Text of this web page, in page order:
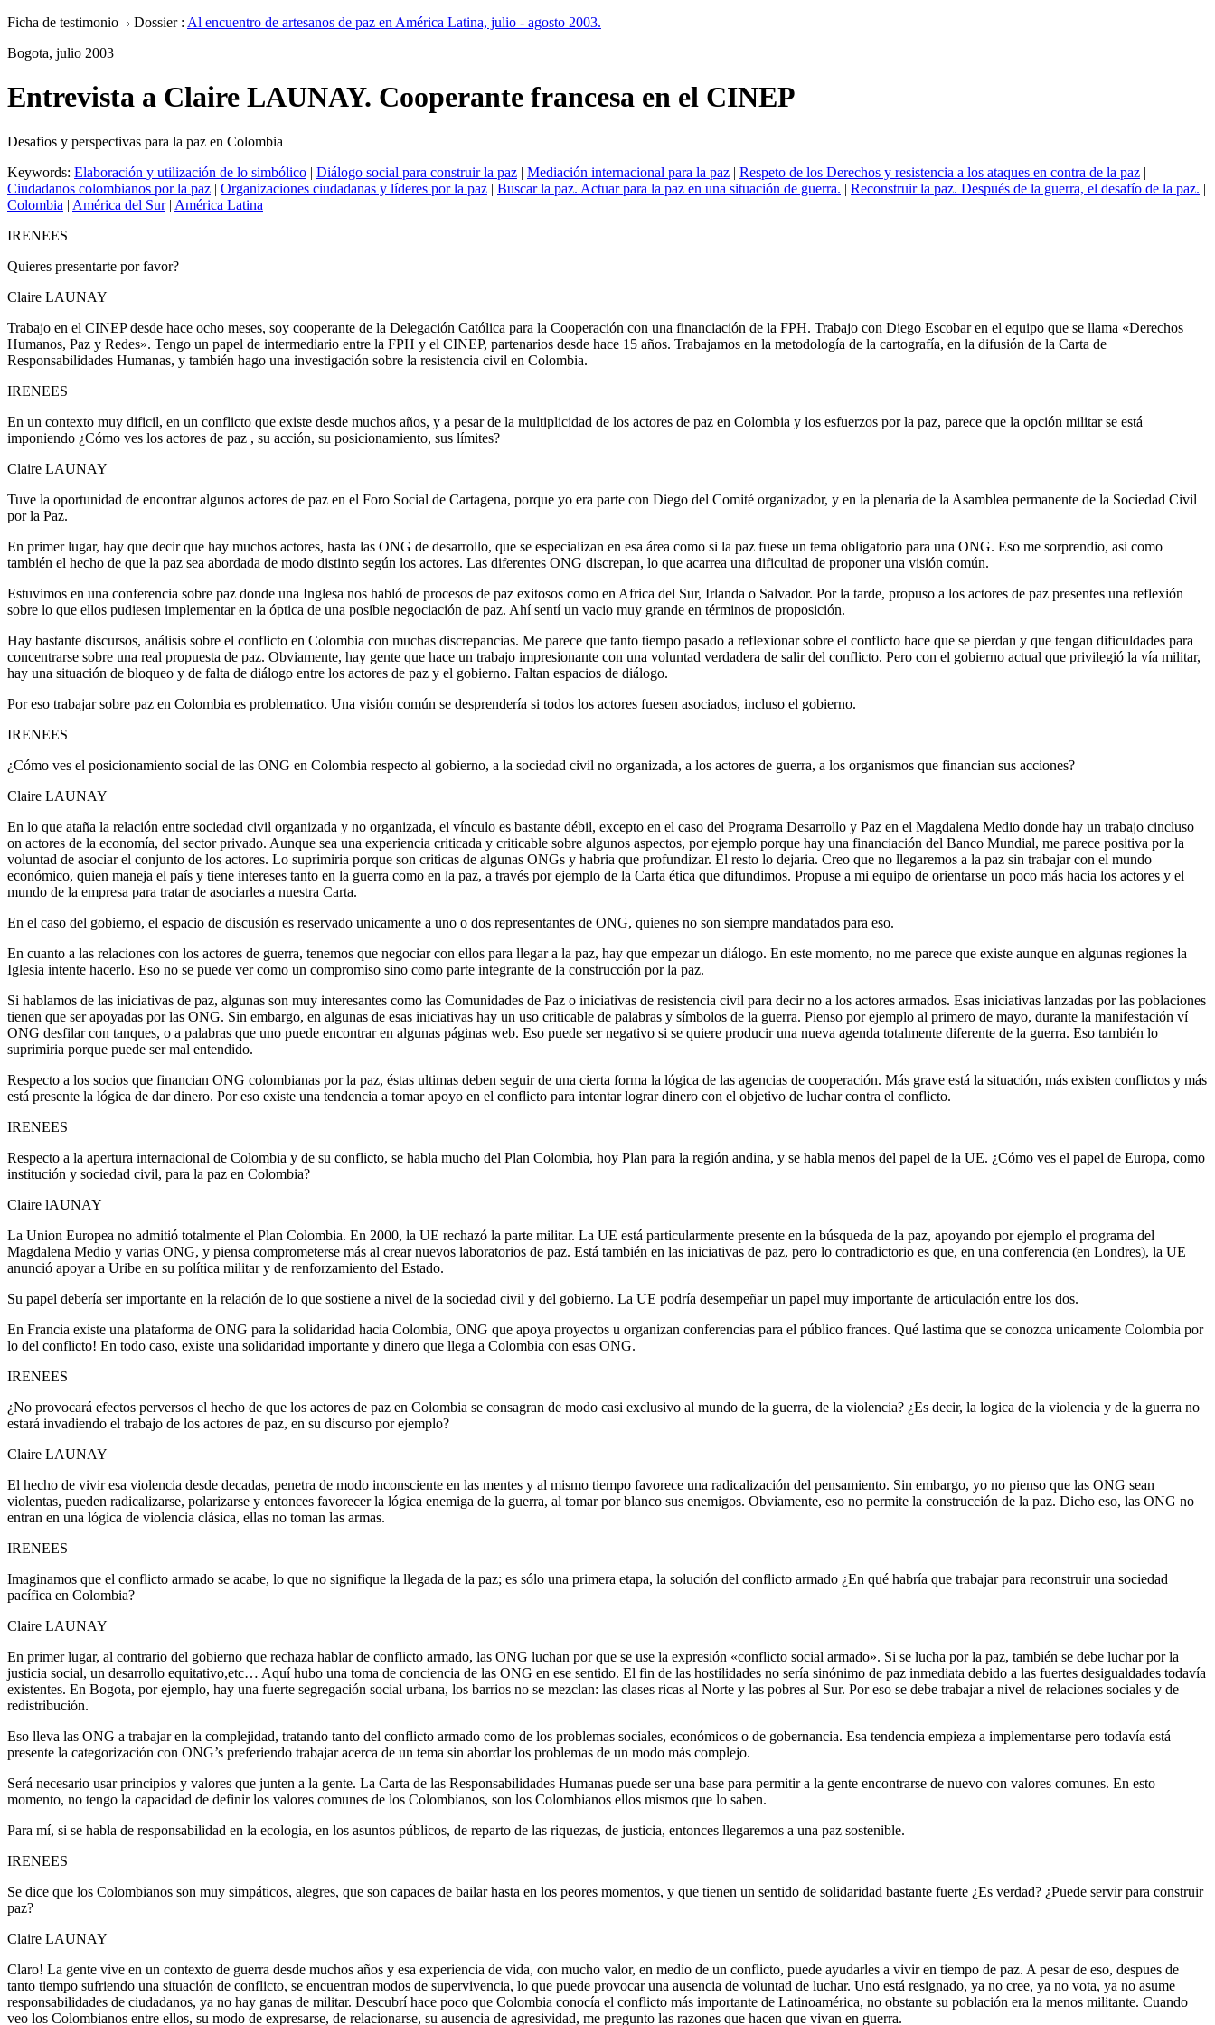
Ficha de testimonio Dossier : Al encuentro de artesanos de paz en América Latina, julio - agosto 2003.
Bogota, julio 2003
Entrevista a Claire LAUNAY. Cooperante francesa en el CINEP
Desafios y perspectivas para la paz en Colombia
Keywords: Elaboración y utilización de lo simbólico | Diálogo social para construir la paz | Mediación internacional para la paz | Respeto de los Derechos y resistencia a los ataques en contra de la paz |
Ciudadanos colombianos por la paz | Organizaciones ciudadanas y líderes por la paz | Buscar la paz. Actuar para la paz en una situación de guerra. | Reconstruir la paz. Después de la guerra, el desafío de la paz. |
Colombia | América del Sur| América Latina
IRENEES
Quieres presentarte por favor?
Claire LAUNAY
Trabajo en el CINEP desde hace ocho meses, soy cooperante de la Delegación Católica para la Cooperación con una financiación de la FPH. Trabajo con Diego Escobar en el equipo que se llama «Derechos
Humanos, Paz y Redes». Tengo un papel de intermediario entre la FPH y el CINEP, partenarios desde hace 15 años. Trabajamos en la metodología de la cartografía, en la difusión de la Carta de
Responsabilidades Humanas, y también hago una investigación sobre la resistencia civil en Colombia.
IRENEES
En un contexto muy dificil, en un conflicto que existe desde muchos años, y a pesar de la multiplicidad de los actores de paz en Colombia y los esfuerzos por la paz, parece que la opción militar se está
imponiendo ¿Cómo ves los actores de paz , su acción, su posicionamiento, sus límites?
Claire LAUNAY
Tuve la oportunidad de encontrar algunos actores de paz en el Foro Social de Cartagena, porque yo era parte con Diego del Comité organizador, y en la plenaria de la Asamblea permanente de la Sociedad Civil
por la Paz.
En primer lugar, hay que decir que hay muchos actores, hasta las ONG de desarrollo, que se especializan en esa área como si la paz fuese un tema obligatorio para una ONG. Eso me sorprendio, asi como
también el hecho de que la paz sea abordada de modo distinto según los actores. Las diferentes ONG discrepan, lo que acarrea una dificultad de proponer una visión común.
Estuvimos en una conferencia sobre paz donde una Inglesa nos habló de procesos de paz exitosos como en Africa del Sur, Irlanda o Salvador. Por la tarde, propuso a los actores de paz presentes una reflexión
sobre lo que ellos pudiesen implementar en la óptica de una posible negociación de paz. Ahí sentí un vacio muy grande en términos de proposición.
Hay bastante discursos, análisis sobre el conflicto en Colombia con muchas discrepancias. Me parece que tanto tiempo pasado a reflexionar sobre el conflicto hace que se pierdan y que tengan dificuldades para
concentrarse sobre una real propuesta de paz. Obviamente, hay gente que hace un trabajo impresionante con una voluntad verdadera de salir del conflicto. Pero con el gobierno actual que privilegió la vía militar,
hay una situación de bloqueo y de falta de diálogo entre los actores de paz y el gobierno. Faltan espacios de diálogo.
Por eso trabajar sobre paz en Colombia es problematico. Una visión común se desprendería si todos los actores fuesen asociados, incluso el gobierno.
IRENEES
¿Cómo ves el posicionamiento social de las ONG en Colombia respecto al gobierno, a la sociedad civil no organizada, a los actores de guerra, a los organismos que financian sus acciones?
Claire LAUNAY
En lo que ataña la relación entre sociedad civil organizada y no organizada, el vínculo es bastante débil, excepto en el caso del Programa Desarrollo y Paz en el Magdalena Medio donde hay un trabajo cincluso
on actores de la economía, del sector privado. Aunque sea una experiencia criticada y criticable sobre algunos aspectos, por ejemplo porque hay una financiación del Banco Mundial, me parece positiva por la
voluntad de asociar el conjunto de los actores. Lo suprimiria porque son criticas de algunas ONGs y habria que profundizar. El resto lo dejaria. Creo que no llegaremos a la paz sin trabajar con el mundo
económico, quien maneja el país y tiene intereses tanto en la guerra como en la paz, a través por ejemplo de la Carta ética que difundimos. Propuse a mi equipo de orientarse un poco más hacia los actores y el
mundo de la empresa para tratar de asociarles a nuestra Carta.
En el caso del gobierno, el espacio de discusión es reservado unicamente a uno o dos representantes de ONG, quienes no son siempre mandatados para eso.
En cuanto a las relaciones con los actores de guerra, tenemos que negociar con ellos para llegar a la paz, hay que empezar un diálogo. En este momento, no me parece que existe aunque en algunas regiones la
Iglesia intente hacerlo. Eso no se puede ver como un compromiso sino como parte integrante de la construcción por la paz.
Si hablamos de las iniciativas de paz, algunas son muy interesantes como las Comunidades de Paz o iniciativas de resistencia civil para decir no a los actores armados. Esas iniciativas lanzadas por las poblaciones
tienen que ser apoyadas por las ONG. Sin embargo, en algunas de esas iniciativas hay un uso criticable de palabras y símbolos de la guerra. Pienso por ejemplo al primero de mayo, durante la manifestación ví
ONG desfilar con tanques, o a palabras que uno puede encontrar en algunas páginas web. Eso puede ser negativo si se quiere producir una nueva agenda totalmente diferente de la guerra. Eso también lo
suprimiria porque puede ser mal entendido.
Respecto a los socios que financian ONG colombianas por la paz, éstas ultimas deben seguir de una cierta forma la lógica de las agencias de cooperación. Más grave está la situación, más existen conflictos y más
está presente la lógica de dar dinero. Por eso existe una tendencia a tomar apoyo en el conflicto para intentar lograr dinero con el objetivo de luchar contra el conflicto.
IRENEES
Respecto a la apertura internacional de Colombia y de su conflicto, se habla mucho del Plan Colombia, hoy Plan para la región andina, y se habla menos del papel de la UE. ¿Cómo ves el papel de Europa, como
institución y sociedad civil, para la paz en Colombia?
Claire lAUNAY
La Union Europea no admitió totalmente el Plan Colombia. En 2000, la UE rechazó la parte militar. La UE está particularmente presente en la búsqueda de la paz, apoyando por ejemplo el programa del
Magdalena Medio y varias ONG, y piensa comprometerse más al crear nuevos laboratorios de paz. Está también en las iniciativas de paz, pero lo contradictorio es que, en una conferencia (en Londres), la UE
anunció apoyar a Uribe en su política militar y de renforzamiento del Estado.
Su papel debería ser importante en la relación de lo que sostiene a nivel de la sociedad civil y del gobierno. La UE podría desempeñar un papel muy importante de articulación entre los dos.
En Francia existe una plataforma de ONG para la solidaridad hacia Colombia, ONG que apoya proyectos u organizan conferencias para el público frances. Qué lastima que se conozca unicamente Colombia por
lo del conflicto! En todo caso, existe una solidaridad importante y dinero que llega a Colombia con esas ONG.
IRENEES
¿No provocará efectos perversos el hecho de que los actores de paz en Colombia se consagran de modo casi exclusivo al mundo de la guerra, de la violencia? ¿Es decir, la logica de la violencia y de la guerra no
estará invadiendo el trabajo de los actores de paz, en su discurso por ejemplo?
Claire LAUNAY
El hecho de vivir esa violencia desde decadas, penetra de modo inconsciente en las mentes y al mismo tiempo favorece una radicalización del pensamiento. Sin embargo, yo no pienso que las ONG sean
violentas, pueden radicalizarse, polarizarse y entonces favorecer la lógica enemiga de la guerra, al tomar por blanco sus enemigos. Obviamente, eso no permite la construcción de la paz. Dicho eso, las ONG no
entran en una lógica de violencia clásica, ellas no toman las armas.
IRENEES
Imaginamos que el conflicto armado se acabe, lo que no signifique la llegada de la paz; es sólo una primera etapa, la solución del conflicto armado ¿En qué habría que trabajar para reconstruir una sociedad
pacífica en Colombia?
Claire LAUNAY
En primer lugar, al contrario del gobierno que rechaza hablar de conflicto armado, las ONG luchan por que se use la expresión «conflicto social armado». Si se lucha por la paz, también se debe luchar por la
justicia social, un desarrollo equitativo,etc… Aquí hubo una toma de conciencia de las ONG en ese sentido. El fin de las hostilidades no sería sinónimo de paz inmediata debido a las fuertes desigualdades todavía
existentes. En Bogota, por ejemplo, hay una fuerte segregación social urbana, los barrios no se mezclan: las clases ricas al Norte y las pobres al Sur. Por eso se debe trabajar a nivel de relaciones sociales y de
redistribución.
Eso lleva las ONG a trabajar en la complejidad, tratando tanto del conflicto armado como de los problemas sociales, económicos o de gobernancia. Esa tendencia empieza a implementarse pero todavía está
presente la categorización con ONG’s preferiendo trabajar acerca de un tema sin abordar los problemas de un modo más complejo.
Será necesario usar principios y valores que junten a la gente. La Carta de las Responsabilidades Humanas puede ser una base para permitir a la gente encontrarse de nuevo con valores comunes. En esto
momento, no tengo la capacidad de definir los valores comunes de los Colombianos, son los Colombianos ellos mismos que lo saben.
Para mí, si se habla de responsabilidad en la ecologia, en los asuntos públicos, de reparto de las riquezas, de justicia, entonces llegaremos a una paz sostenible.
IRENEES
Se dice que los Colombianos son muy simpáticos, alegres, que son capaces de bailar hasta en los peores momentos, y que tienen un sentido de solidaridad bastante fuerte ¿Es verdad? ¿Puede servir para construir
paz?
Claire LAUNAY
Claro! La gente vive en un contexto de guerra desde muchos años y esa experiencia de vida, con mucho valor, en medio de un conflicto, puede ayudarles a vivir en tiempo de paz. A pesar de eso, despues de
tanto tiempo sufriendo una situación de conflicto, se encuentran modos de supervivencia, lo que puede provocar una ausencia de voluntad de luchar. Uno está resignado, ya no cree, ya no vota, ya no asume
responsabilidades de ciudadanos, ya no hay ganas de militar. Descubrí hace poco que Colombia conocía el conflicto más importante de Latinoamérica, no obstante su población era la menos militante. Cuando
veo los Colombianos entre ellos, su modo de expresarse, de relacionarse, su ausencia de agresividad, me pregunto las razones que hacen que vivan en guerra.